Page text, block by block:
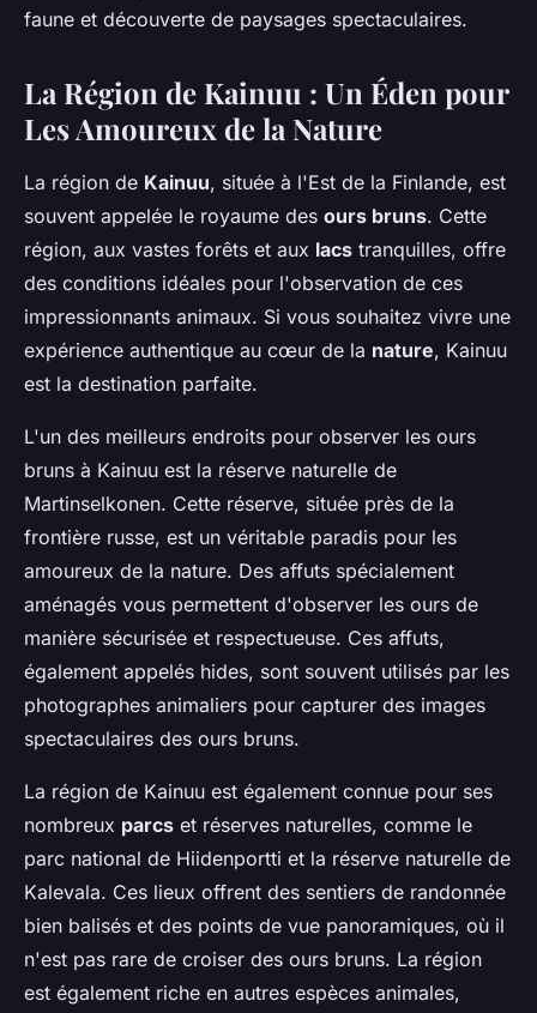
faune et découverte de paysages spectaculaires.
La Région de Kainuu : Un Éden pour
Les Amoureux de la Nature
La région de Kainuu, située à l'Est de la Finlande, est
souvent appelée le royaume des ours bruns. Cette
région, aux vastes forêts et aux lacs tranquilles, offre
des conditions idéales pour l'observation de ces
impressionnants animaux. Si vous souhaitez vivre une
expérience authentique au cœur de la nature, Kainuu
est la destination parfaite.
L'un des meilleurs endroits pour observer les ours
bruns à Kainuu est la réserve naturelle de
Martinselkonen. Cette réserve, située près de la
frontière russe, est un véritable paradis pour les
amoureux de la nature. Des affuts spécialement
aménagés vous permettent d'observer les ours de
manière sécurisée et respectueuse. Ces affuts,
également appelés hides, sont souvent utilisés par les
photographes animaliers pour capturer des images
spectaculaires des ours bruns.
La région de Kainuu est également connue pour ses
nombreux parcs et réserves naturelles, comme le
parc national de Hiidenportti et la réserve naturelle de
Kalevala. Ces lieux offrent des sentiers de randonnée
bien balisés et des points de vue panoramiques, où il
n'est pas rare de croiser des ours bruns. La région
est également riche en autres espèces animales,